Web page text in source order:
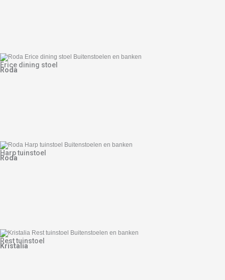
Erice dining stoel
Roda
Harp tuinstoel
Roda
Rest tuinstoel
Kristalia